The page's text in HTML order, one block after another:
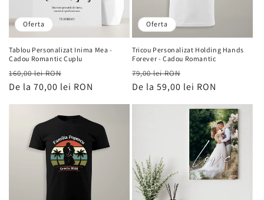
Oferta
Tablou Personalizat Inima Mea -
Cadou Romantic Cuplu
Preț
obișnuit
160,00 lei RON
de
De la 70,00 lei RON
Oferta
Tricou Personalizat Holding Hands
Forever - Cadou Romantic
Preț
obișnuit
79,00 lei RON
de
De la 59,00 lei RON